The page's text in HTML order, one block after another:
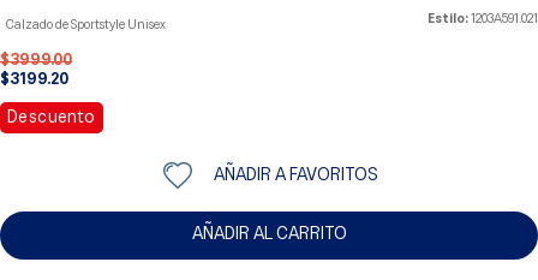
Calzado de Sportstyle Unisex Estilo: 1203A591.021
$3999.00
$3199.20
Descuento
AÑADIR A FAVORITOS
AÑADIR AL CARRITO
2.
gel kayano
3.
4.
gel 1130